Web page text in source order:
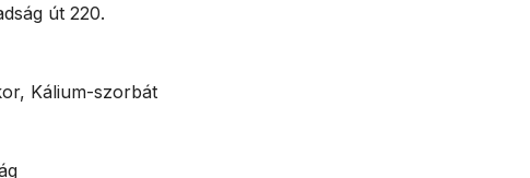
út 220.
Kálium-szorbát